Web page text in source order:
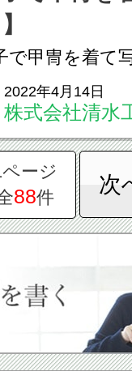
ます！ただ、
で甲冑を着て
甲冑を着て記
です（1組３
５組程度）。
･祝）、４日（
）10時～15
2022年4月14日
株式会社清水
（ようらんし
ージ
88件
次